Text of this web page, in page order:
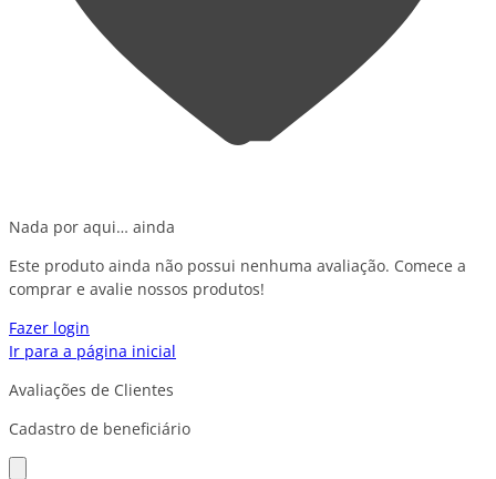
Nada por aqui… ainda
Este produto ainda não possui nenhuma avaliação. Comece a
comprar e avalie nossos produtos!
Fazer login
Ir para a página inicial
Avaliações de Clientes
Cadastro de beneficiário